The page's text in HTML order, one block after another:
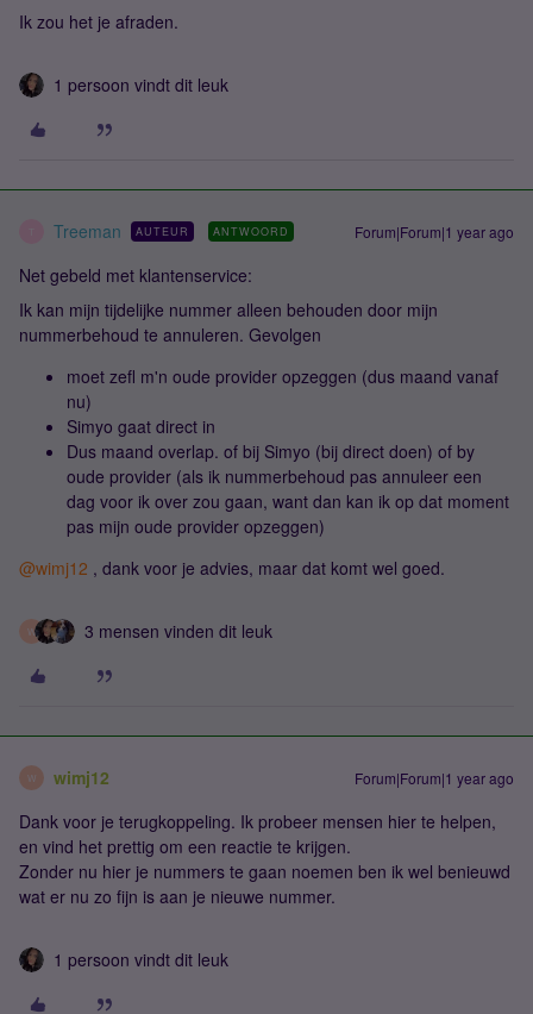
Ik zou het je afraden.
1 persoon vindt dit leuk
Treeman AUTEUR ANTWOORD Forum|Forum|1 year ago
Net gebeld met klantenservice:
Ik kan mijn tijdelijke nummer alleen behouden door mijn
nummerbehoud te annuleren. Gevolgen
moet zefl m'n oude provider opzeggen (dus maand vanaf
nu)
Simyo gaat direct in
Dus maand overlap. of bij Simyo (bij direct doen) of by
oude provider (als ik nummerbehoud pas annuleer een
dag voor ik over zou gaan, want dan kan ik op dat moment
pas mijn oude provider opzeggen)
@wimj12 , dank voor je advies, maar dat komt wel goed.
W 3 mensen vinden dit leuk
W wimj12 Forum|Forum|1 year ago
Dank voor je terugkoppeling. Ik probeer mensen hier te helpen,
en vind het prettig om een reactie te krijgen.
Zonder nu hier je nummers te gaan noemen ben ik wel benieuwd
wat er nu zo fijn is aan je nieuwe nummer.
1 persoon vindt dit leuk